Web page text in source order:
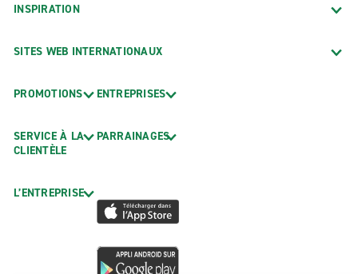
INSPIRATION
SITES WEB INTERNATIONAUX
PROMOTIONS
SERVICE À LA
CLIENTÈLE
L’ENTREPRISE
ENTREPRISES
PARRAINAGES